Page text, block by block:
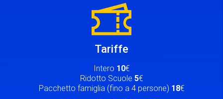
Tariffe
Intero 10€
Ridotto Scuole 5€
Pacchetto famiglia (fino a 4 persone) 18€